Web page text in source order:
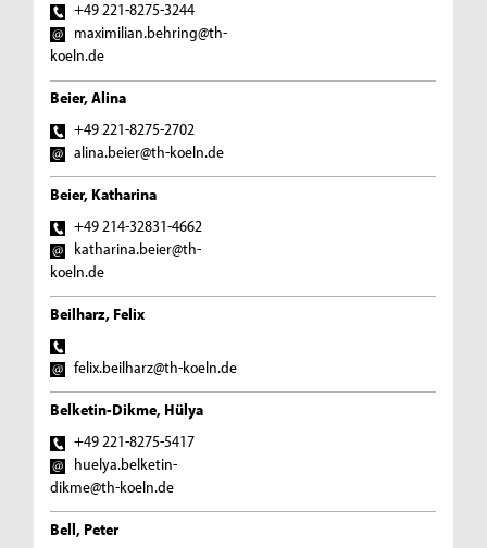
+49 221-8275-3244
maximilian.behring@th-
koeln.de
Beier, Alina
+49 221-8275-2702
alina.beier@th-koeln.de
Beier, Katharina
+49 214-32831-4662
katharina.beier@th-
koeln.de
Beilharz, Felix
felix.beilharz@th-koeln.de
Belketin-Dikme, Hülya
+49 221-8275-5417
huelya.belketin-
dikme@th-koeln.de
Bell, Peter